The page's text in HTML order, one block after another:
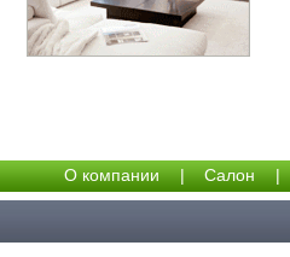
О компании | Салон |